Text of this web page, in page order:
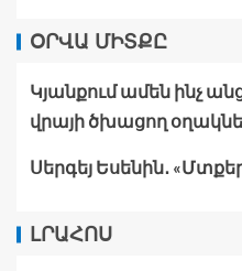
ՕՐՎԱ ՄԻՏՔԸ
Կյանքում ամեն ինչ
վրայի ծխացող
Սերգեյ Եսենին․
ԼՐԱՀՈՍ